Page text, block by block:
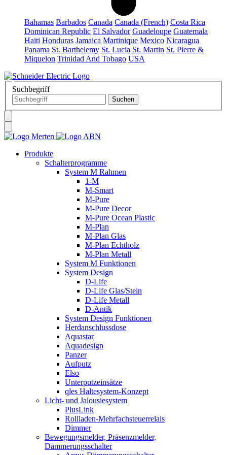
Bahamas Barbados Canada Canada (French) Costa Rica
Dominican Republic El Salvador Guadeloupe Guatemala
Haiti Honduras Jamaica Martinique Mexico Nicaragua
Panama St. Barthelemy St. Lucia St. Martin St. Pierre &
Miquelon Trinidad And Tobago USA
Suchbegriff
Produkte
Schalterprogramme
System M Rahmen
1-M
M-Smart
M-Pure
M-Pure Decor
M-Pure Ocean Plastic
M-Plan
M-Plan Glas
M-Plan Echtholz
M-Plan Metall
System M Funktionen
System Design
D-Life
D-Life Glas/Stein
D-Life Metall
D-Antik
System Design Funktionen
Herdanschlussdose
Aquastar
Aquadesign
Panzer
Aufputz
Elso
Unterputzeinsätze
qles Haltesystem-Konzept
Licht- und Jalousiesystem
PlusLink
Rollladen-Mehrfachsteuerrelais
Dimmer
Bewegungsmelder, Präsenzmelder,
Dämmerungsschalter